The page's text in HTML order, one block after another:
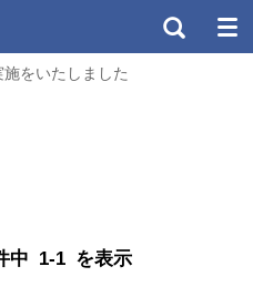
をいたしました
中 1-1 を表示